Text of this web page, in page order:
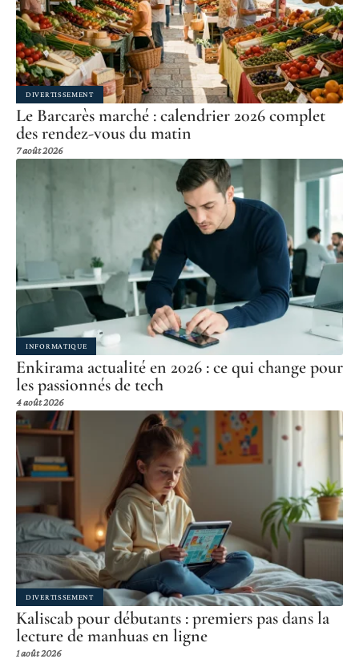
DIVERTISSEMENT
Le Barcarès marché : calendrier 2026 complet
des rendez-vous du matin
7 août 2026
INFORMATIQUE
Enkirama actualité en 2026 : ce qui change pour
les passionnés de tech
4 août 2026
DIVERTISSEMENT
Kaliscab pour débutants : premiers pas dans la
lecture de manhuas en ligne
1 août 2026